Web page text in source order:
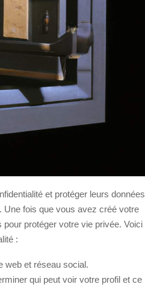
et protéger leurs données
Une fois que vous avez créé votre
protéger votre vie privée. Voici
:
web et réseau social.
qui peut voir votre profil et ce